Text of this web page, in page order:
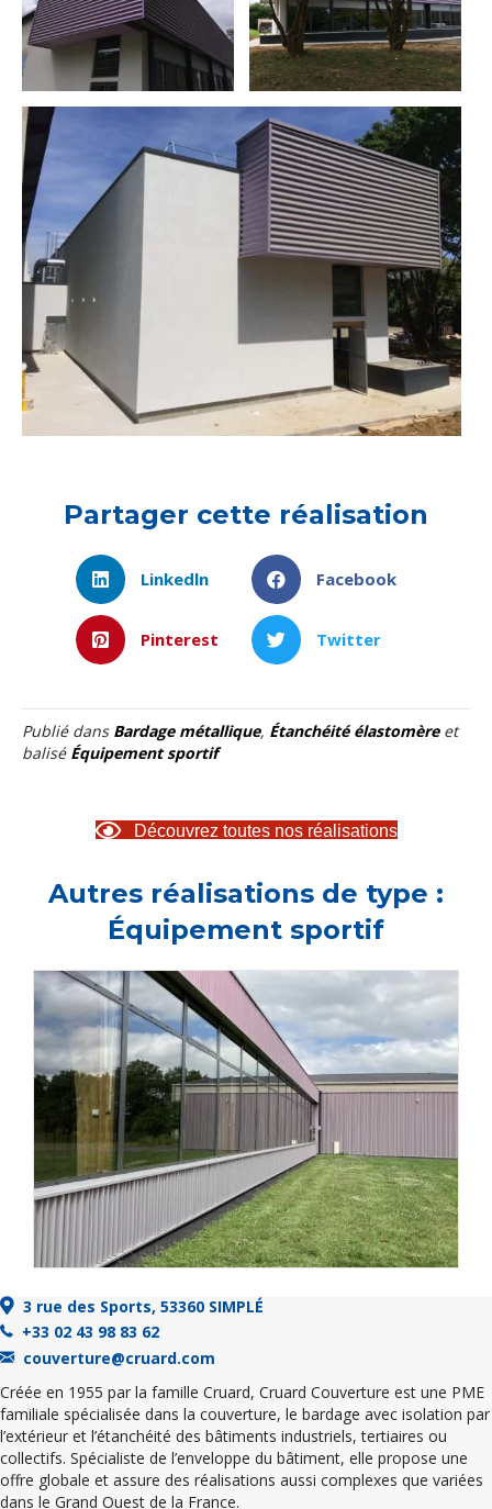
Partager cette réalisation
Linkedln Facebook
Pinterest Twitter
Publié dans Bardage métallique, Étanchéité élastomèreet
balisé Équipement sportif
Découvrez toutes nos réalisations
Autres réalisations de type :
Équipement sportif
3 rue des Sports, 53360 SIMPLÉ
+33 02 43 98 83 62
couverture@cruard.com
Créée en 1955 par la famille Cruard, Cruard Couverture est une PME
familiale spécialisée dans la couverture, le bardage avec isolation par
l’extérieur et l’étanchéité des bâtiments industriels, tertiaires ou
collectifs. Spécialiste de l’enveloppe du bâtiment, elle propose une
offre globale et assure des réalisations aussi complexes que variées
dans le Grand Ouest de la France.